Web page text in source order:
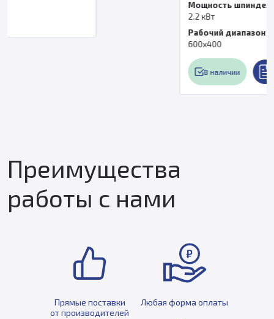
Преимущества
работы с нами
Прямые поставки
от производителей
Любая форма оплаты